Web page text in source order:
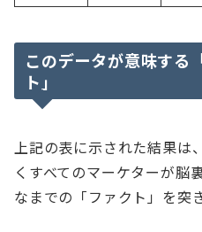
このデータが意味する
ト」
上記の表に示された結果は
くすべてのマーケターが脳
なまでの「ファクト」を突